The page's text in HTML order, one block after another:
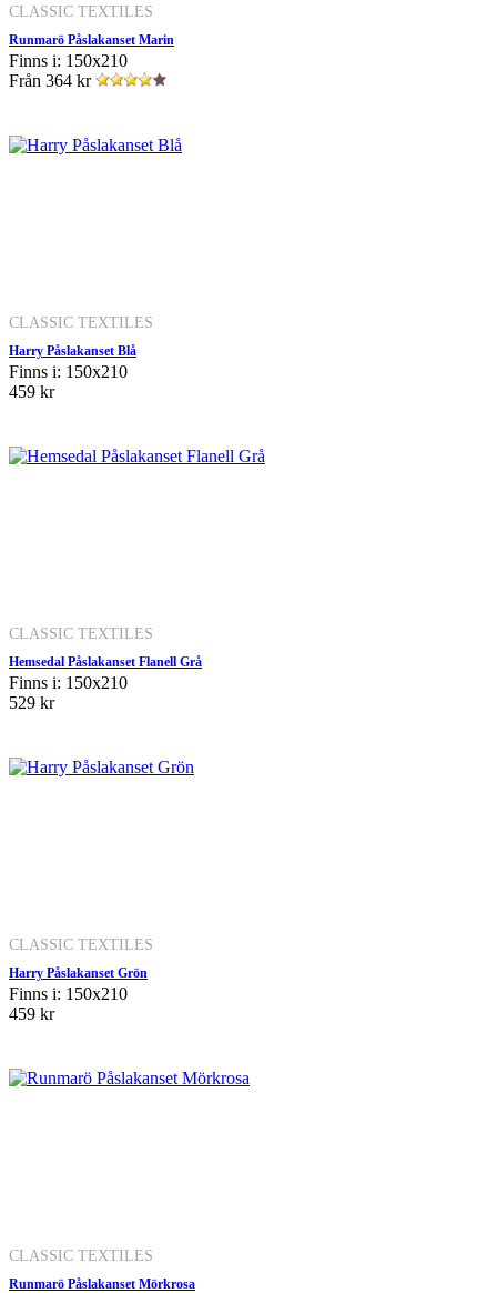
CLASSIC TEXTILES
Runmarö Påslakanset Marin
Finns i: 150x210
Från 364 kr
CLASSIC TEXTILES
Harry Påslakanset Blå
Finns i: 150x210
459 kr
CLASSIC TEXTILES
Hemsedal Påslakanset Flanell Grå
Finns i: 150x210
529 kr
CLASSIC TEXTILES
Harry Påslakanset Grön
Finns i: 150x210
459 kr
CLASSIC TEXTILES
Runmarö Påslakanset Mörkrosa